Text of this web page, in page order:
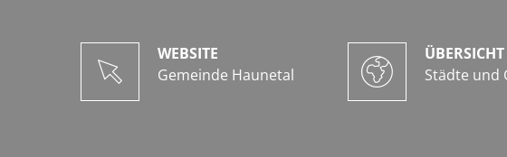
WEBSITE
Gemeinde Haunetal
ÜBERSICHT
Städte und